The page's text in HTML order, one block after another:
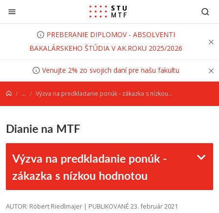
Prejsť na obsah
PREBERANIE DIPLOMOV - ABSOLVENTI
BAKALÁRSKEHO ŠTÚDIA V AK.ROKU 2025/2026
Venujte 2% zo svojich daní pre našu fakultu
... Výzva na predkladanie ponúk - zákazka s nízkou hodnotou
Dianie na MTF
Výzva na predkladanie ponúk -
zákazka s nízkou hodnotou
AUTOR: Róbert Riedlmajer | PUBLIKOVANÉ 23. február 2021